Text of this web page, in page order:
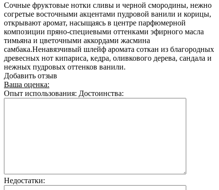
Сочные фруктовые нотки сливы и черной смородины, нежно
согретые восточными акцентами пудровой ванили и корицы,
открывают аромат, насыщаясь в центре парфюмерной
композиции пряно-специевыми оттенками эфирного масла
тимьяна и цветочными аккордами жасмина
самбака.Ненавязчивый шлейф аромата соткан из благородных
древесных нот кипариса, кедра, оливкового дерева, сандала и
нежных пудровых оттенков ванили.
Добавить отзыв
Ваша оценка:
Опыт использования: Достоинства:
Недостатки: